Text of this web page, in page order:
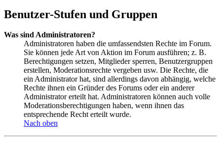
Benutzer-Stufen und Gruppen
Was sind Administratoren?
Administratoren haben die umfassendsten Rechte im Forum.
Sie können jede Art von Aktion im Forum ausführen; z. B.
Berechtigungen setzen, Mitglieder sperren, Benutzergruppen
erstellen, Moderationsrechte vergeben usw. Die Rechte, die
ein Administrator hat, sind allerdings davon abhängig, welche
Rechte ihnen ein Gründer des Forums oder ein anderer
Administrator erteilt hat. Administratoren können auch volle
Moderationsberechtigungen haben, wenn ihnen das
entsprechende Recht erteilt wurde.
Nach oben